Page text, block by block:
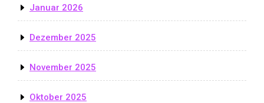
Januar 2026
Dezember 2025
November 2025
Oktober 2025